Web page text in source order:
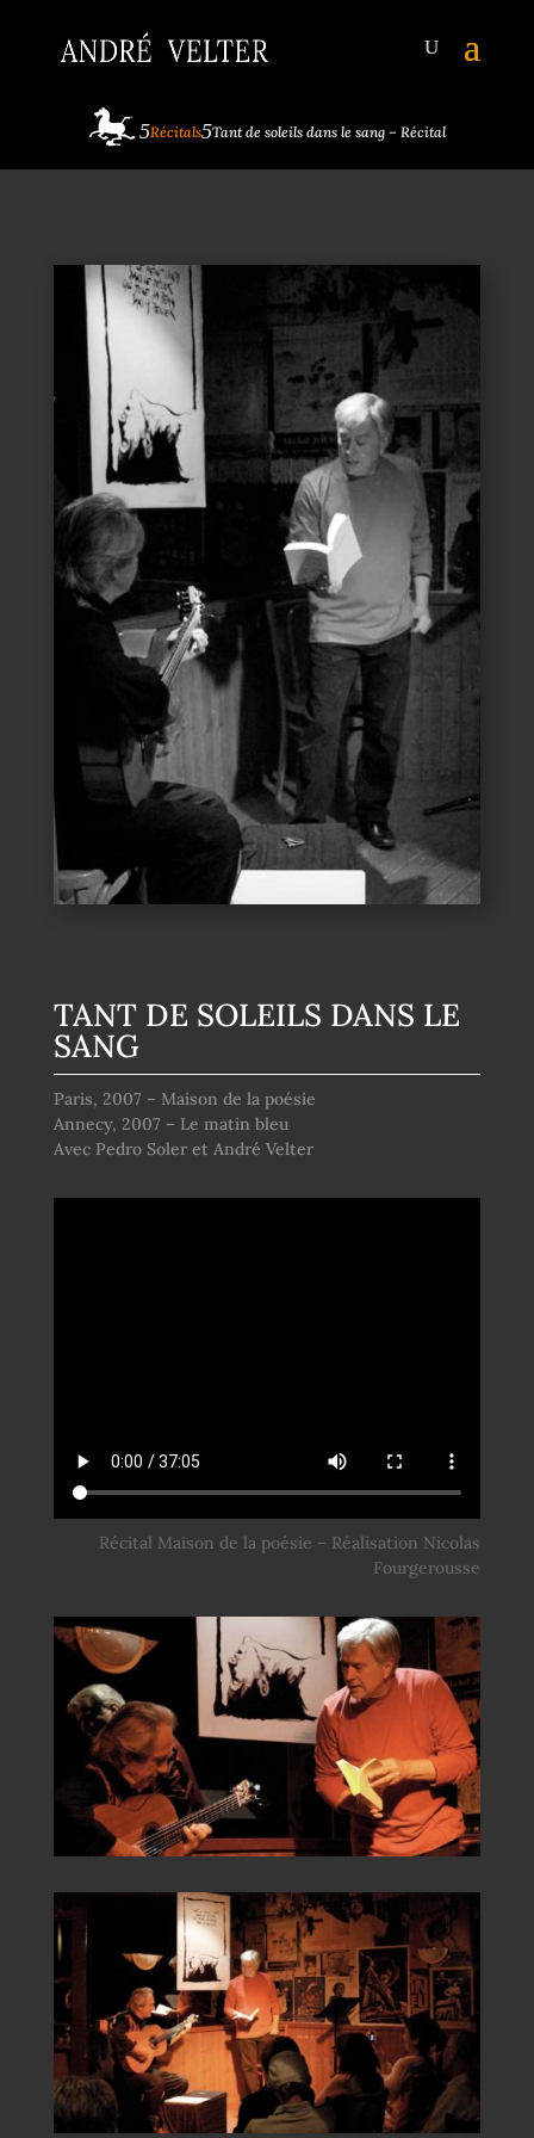
Récitals Tant de soleils dans le sang – Récital
TANT DE SOLEILS DANS LE
SANG
Paris, 2007 – Maison de la poésie
Annecy, 2007 – Le matin bleu
Avec Pedro Soler et André Velter
Récital Maison de la poésie – Réalisation Nicolas
Fourgerousse